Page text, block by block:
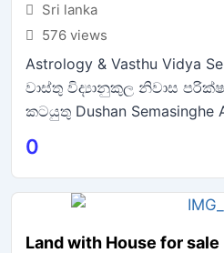
Sri lanka
576 views
Astrology & Vasthu Vidya
වාස්තු විද්‍යානුකුල නිවාස
කටයුතු Dushan Semasinghe
0
Land with House for